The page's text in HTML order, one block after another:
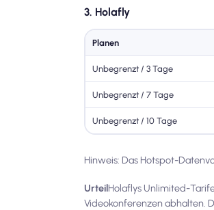
3. Holafly
Planen
Unbegrenzt / 3 Tage
Unbegrenzt / 7 Tage
Unbegrenzt / 10 Tage
Hinweis: Das Hotspot-
UrteilHolaflys Unlimited-
Videokonferenzen abhalten.